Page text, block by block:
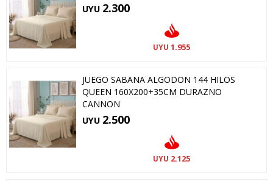
UYU 2.300
UYU 1.955
JUEGO SABANA ALGODON 144 HILOS
QUEEN 160X200+35CM DURAZNO
CANNON
UYU 2.500
UYU 2.125